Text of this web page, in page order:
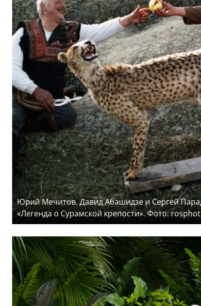
Юрий Мечитов. Давид Абашидзе и Сергей
«Легенда о Сурамской крепости». Фото: